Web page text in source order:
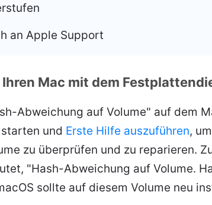
an Apple Support
Ihren Mac mit dem
Abweichung auf Volume" auf dem
und Erste Hilfe auszuführen,
zu überprüfen und zu reparieren.
"Hash-Abweichung auf Volume.
sollte auf diesem Volume neu